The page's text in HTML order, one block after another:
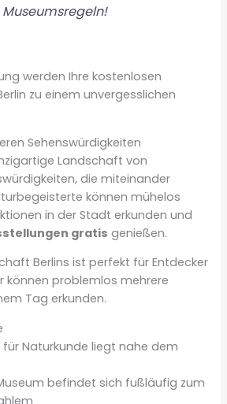
werden Ihre kostenlosen
zu einem unvergesslichen
Sehenswürdigkeiten
Landschaft von
die miteinander
können mühelos
in der Stadt erkunden und
gratis genießen.
Berlins ist perfekt für Entdecker
können problemlos mehrere
Tag erkunden.
für Naturkunde liegt nahe dem
befindet sich fußläufig zum